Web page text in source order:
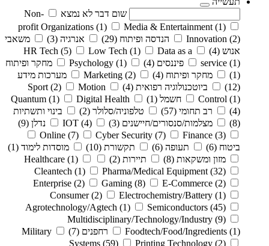
שום דבר לא נמצא
Non-
profit Organizations (1) Media & Entertainment (1)
Innovation (2) הנדסה ופיתוח (29) אנרגיה (3)
משאבי
אנוש (4)
HR Tech (5) Low Tech (1)
Data as a
service (1) פיננסים (4)
Psychology (1)
מחקר ופיתוח
(1)
מחקר ופיתוח (4)
Marketing (2)
מערכות מידע
(12)
ביוטכנולוגיה רפואית (4)
Sport (2)
Motion
Control (1) חשמל (1)
Quantum (1)
Digital Health
(4)
רב תחומי (57) טלפוניה/סלולר (2)
בינוי ותשתיות
(8)
מצלמות/סנסורים/חיישנים (3)
IOT (4) נדלן (9)
Online (7) Cyber Security (7) Finance (3)
ביטוח (6) תעופה (6) תקשורת (10) מוסדות לימוד (1)
מזון ומשקאות (8) תיירות (2)
Healthcare (1)
Cleantech (1) Pharma/Medical Equipment (32)
Enterprise (2) Gaming (8) E-Commerce (2)
Consumer (2) Electrochemistry/Battery (1)
Agrotechnology/Agtech (1) Semiconductors (45)
Multidisciplinary/Technology/Industry (9)
Foodtech/Food/Ingredients (1) רחפנים (7)
Military
Systems (59) Printing Technology (2)